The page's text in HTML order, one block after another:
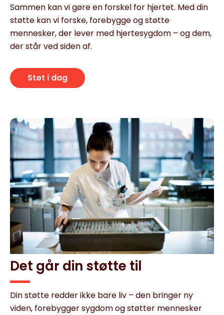
Sammen kan vi gøre en forskel for hjertet. Med din
støtte kan vi forske, forebygge og støtte
mennesker, der lever med hjertesygdom – og dem,
der står ved siden af.
Støt i dag
Det går din støtte til
Din støtte redder ikke bare liv – den bringer ny
viden, forebygger sygdom og støtter mennesker